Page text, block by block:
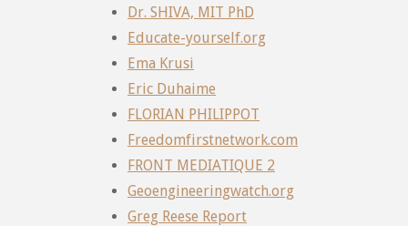
Dr. SHIVA, MIT PhD
Educate-yourself.org
Ema Krusi
Eric Duhaime
FLORIAN PHILIPPOT
Freedomfirstnetwork.com
FRONT MEDIATIQUE 2
Geoengineeringwatch.org
Greg Reese Report